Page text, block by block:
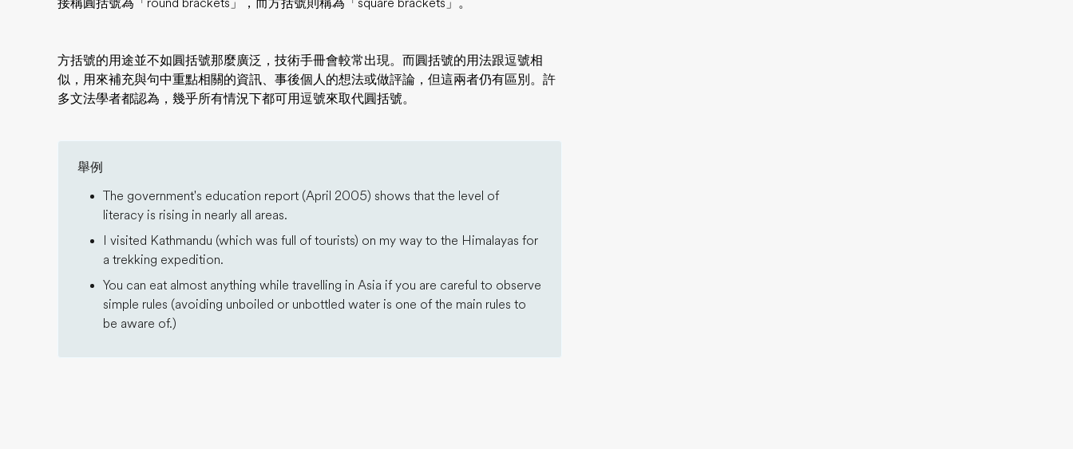
接稱圓括號為「round brackets」，而方括號則稱為「square brackets」。
方括號的用途並不如圓括號那麼廣泛，技術手冊會較常出現。而圓括號的用法跟逗號相
似，用來補充與句中重點相關的資訊、事後個人的想法或做評論，但這兩者仍有區別。許
多文法學者都認為，幾乎所有情況下都可用逗號來取代圓括號。
舉例
The government's education report (April 2005) shows that the level of
literacy is rising in nearly all areas.
I visited Kathmandu (which was full of tourists) on my way to the Himalayas for
a trekking expedition.
You can eat almost anything while travelling in Asia if you are careful to observe
simple rules (avoiding unboiled or unbottled water is one of the main rules to
be aware of.)